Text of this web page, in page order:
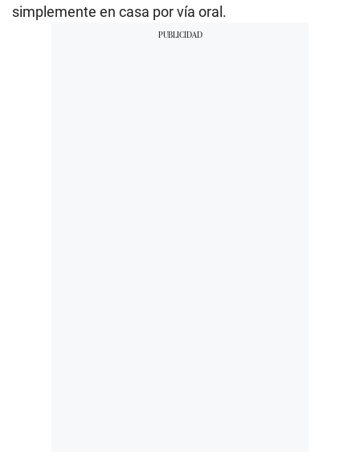
simplemente en casa por vía oral.